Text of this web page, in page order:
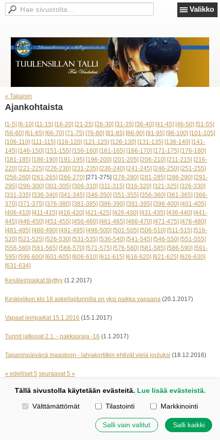
Valikko
« Takaisin
Ajankohtaista
[1-5] [6-10] [11-15] [16-20] [21-25] [26-30] [31-35] [36-40] [41-45] [46-50] [51-55]
[56-60] [61-65] [66-70] [71-75] [76-80] [81-85] [86-90] [91-95] [96-100] [101-105]
[106-110] [111-115] [116-120] [121-125] [126-130] [131-135] [136-140] [141-
145] [146-150] [151-155] [156-160] [161-165] [166-170] [171-175] [176-180]
[181-185] [186-190] [191-195] [196-200] [201-205] [206-210] [211-215] [216-
220] [221-225] [226-230] [231-235] [236-240] [241-245] [246-250] [251-255]
[256-260] [261-265] [266-270] [271-275] [276-280] [281-285] [286-290] [291-
295] [296-300] [301-305] [306-310] [311-315] [316-320] [321-325] [326-330]
[331-335] [336-340] [341-345] [346-350] [351-355] [356-360] [361-365] [366-
370] [371-375] [376-380] [381-385] [386-390] [391-395] [396-400] [401-405]
[406-410] [411-415] [416-420] [421-425] [426-430] [431-435] [436-440] [441-
445] [446-450] [451-455] [456-460] [461-465] [466-470] [471-475] [476-480]
[481-485] [486-490] [491-495] [496-500] [501-505] [506-510] [511-515] [516-
520] [521-525] [526-530] [531-535] [536-540] [541-545] [546-550] [551-555]
[556-560] [561-565] [566-570] [571-575] [576-580] [581-585] [586-590] [591-
595] [596-600] [601-605] [606-610] [611-615] [616-620] [621-625] [626-630]
[631-634]
Kesäleiripaikat täyttyy (1.2.2017)
Keskiviikon klo 18 askellajitunnilla on yksi paikka vapaana (20.1.2017)
Vapaat leiripaikat 15.1.2016 (15.1.2017)
Tunnit jatkuvat 2.1. - pakkasraja -16 (1.1.2017)
Tapaninpäivänä maastoon - lahjakortitkin ehtivät vielä jouluksi (18.12.2016)
« edelliset 5 seuraavat 5 »
Tehty Yhdistysavaimella |Evästeet
Tällä sivustolla käytetään evästeitä. Lue lisää evästeistä.
Valitse käytettävät evästeet
Välttämättömät Tilastointi Markkinointi
Salli vain valitut Salli kaikki